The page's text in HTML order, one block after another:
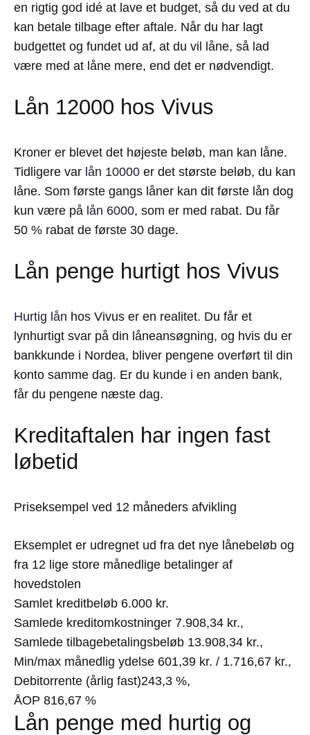
en rigtig god idé at lave et budget, så du ved at du
kan betale tilbage efter aftale. Når du har lagt
budgettet og fundet ud af, at du vil låne, så lad
være med at låne mere, end det er nødvendigt.
Lån 12000 hos Vivus
Kroner er blevet det højeste beløb, man kan låne.
Tidligere var lån 10000 er det største beløb, du kan
låne. Som første gangs låner kan dit første lån dog
kun være på lån 6000, som er med rabat. Du får
50 % rabat de første 30 dage.
Lån penge hurtigt hos Vivus
Hurtig lån hos Vivus er en realitet. Du får et
lynhurtigt svar på din låneansøgning, og hvis du er
bankkunde i Nordea, bliver pengene overført til din
konto samme dag. Er du kunde i en anden bank,
får du pengene næste dag.
Kreditaftalen har ingen fast
løbetid
Priseksempel ved 12 måneders afvikling
Eksemplet er udregnet ud fra det nye lånebeløb og
fra 12 lige store månedlige betalinger af
hovedstolen
Samlet kreditbeløb 6.000 kr.
Samlede kreditomkostninger 7.908,34 kr.,
Samlede tilbagebetalingsbeløb 13.908,34 kr.,
Min/max månedlig ydelse 601,39 kr. / 1.716,67 kr.,
Debitorrente (årlig fast)243,3 %,
ÅOP 816,67 %
Lån penge med hurtig og